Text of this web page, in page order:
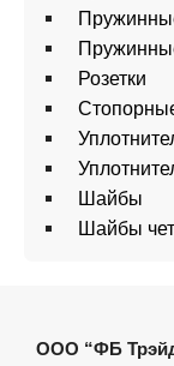
Розетки
Шайбы
Шайбы
ООО “ФБ